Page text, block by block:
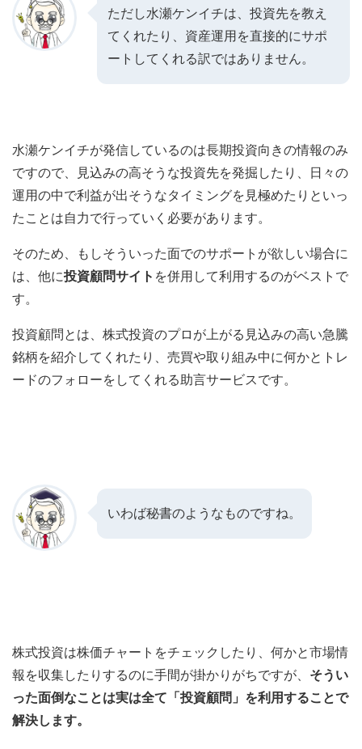
ただし水瀬ケンイチは、投資先を教え
てくれたり、資産運用を直接的にサポ
ートしてくれる訳ではありません。
水瀬ケンイチが発信しているのは長期投資向きの情報のみ
ですので、見込みの高そうな投資先を発掘したり、日々の
運用の中で利益が出そうなタイミングを見極めたりといっ
たことは自力で行っていく必要があります。
そのため、もしそういった面でのサポートが欲しい場合に
は、他に投資顧問サイト を併用して利用するのがベストで
す。
投資顧問とは、株式投資のプロが上がる見込みの高い急騰
銘柄を紹介してくれたり、売買や取り組み中に何かとトレ
ードのフォローをしてくれる助言サービスです。
いわば秘書のようなものですね。
株式投資は株価チャートをチェックしたり、何かと市場情
報を収集したりするのに手間が掛かりがちですが、 そうい
った面倒なことは実は全て「投資顧問」を利用することで
解決します。